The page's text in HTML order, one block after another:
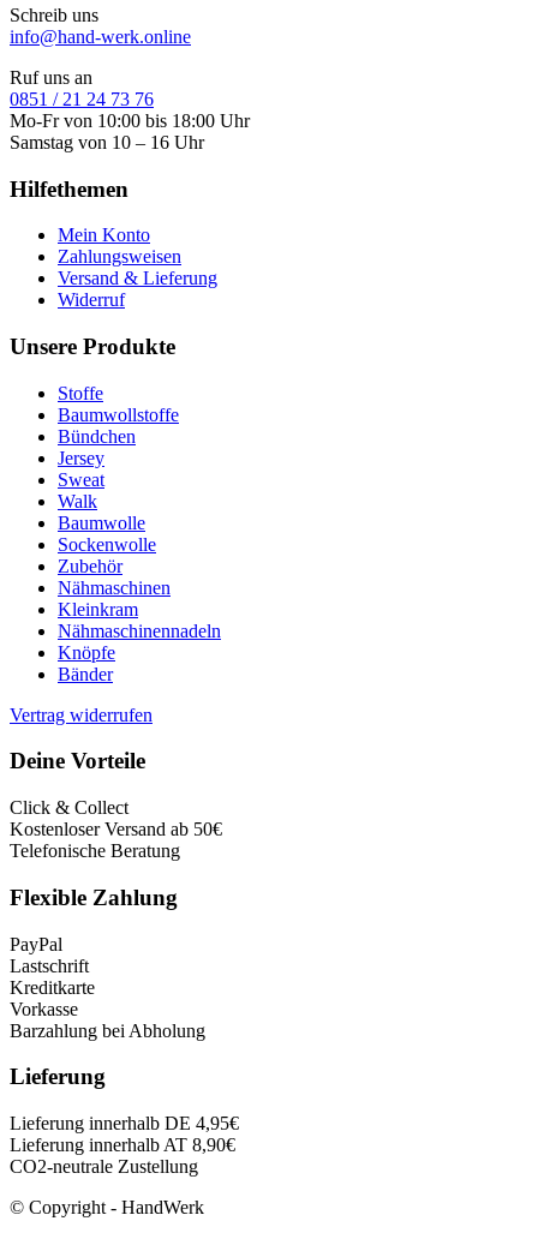
Schreib uns
info@hand-werk.online
Ruf uns an
0851 / 21 24 73 76
Mo-Fr von 10:00 bis 18:00 Uhr
Samstag von 10 – 16 Uhr
Hilfethemen
Mein Konto
Zahlungsweisen
Versand & Lieferung
Widerruf
Unsere Produkte
Stoffe
Baumwollstoffe
Bündchen
Jersey
Sweat
Walk
Baumwolle
Sockenwolle
Zubehör
Nähmaschinen
Kleinkram
Nähmaschinennadeln
Knöpfe
Bänder
Vertrag widerrufen
Deine Vorteile
Click & Collect
Kostenloser Versand ab 50€
Telefonische Beratung
Flexible Zahlung
PayPal
Lastschrift
Kreditkarte
Vorkasse
Barzahlung bei Abholung
Lieferung
Lieferung innerhalb DE 4,95€
Lieferung innerhalb AT 8,90€
CO2-neutrale Zustellung
© Copyright - HandWerk